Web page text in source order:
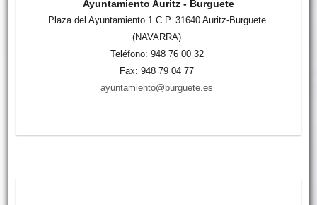
Ayuntamiento Auritz - Burguete
Plaza del Ayuntamiento 1 C.P. 31640 Auritz-Burguete
(NAVARRA)
Teléfono: 948 76 00 32
Fax: 948 79 04 77
ayuntamiento@burguete.es